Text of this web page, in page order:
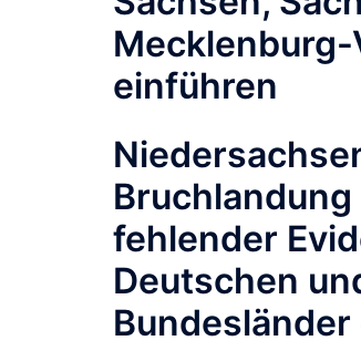
einführen
fehlender
Deutschen